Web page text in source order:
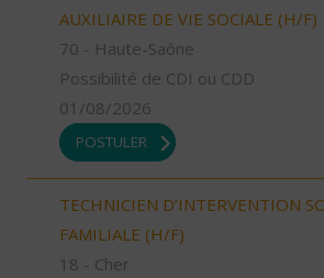
AUXILIAIRE DE VIE SOCIALE (H/F)
70 - Haute-Saône
Possibilité de CDI ou CDD
01/08/2026
POSTULER
TECHNICIEN D’INTERVENTION
FAMILIALE (H/F)
18 - Cher